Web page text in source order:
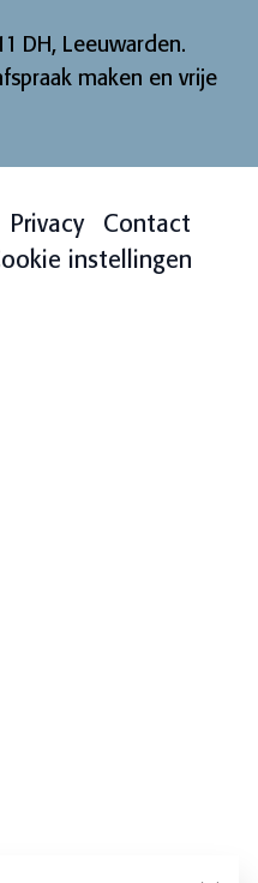
DH, Leeuwarden.
maken en vrije
Privacy
Contact
instellingen